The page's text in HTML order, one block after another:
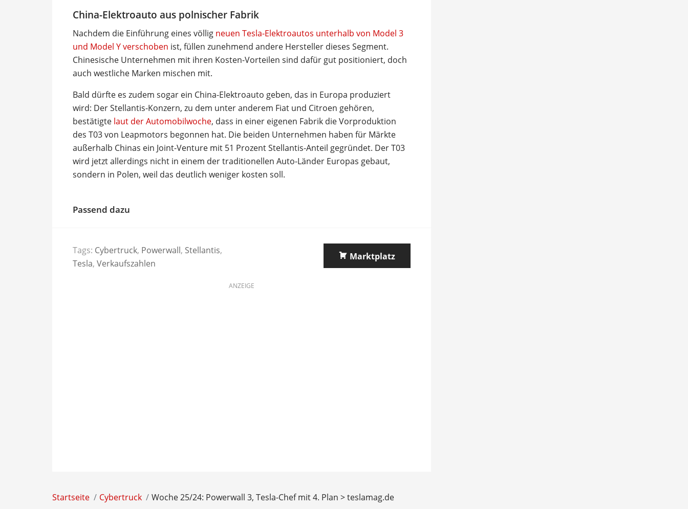
China-Elektroauto aus polnischer Fabrik
Nachdem die Einführung eines völlig neuen Tesla-Elektroautos unterhalb von Model 3
und Model Y verschoben ist, füllen zunehmend andere Hersteller dieses Segment.
Chinesische Unternehmen mit ihren Kosten-Vorteilen sind dafür gut positioniert, doch
auch westliche Marken mischen mit.
Bald dürfte es zudem sogar ein China-Elektroauto geben, das in Europa produziert
wird: Der Stellantis-Konzern, zu dem unter anderem Fiat und Citroen gehören,
bestätigte laut der Automobilwoche, dass in einer eigenen Fabrik die Vorproduktion
des T03 von Leapmotors begonnen hat. Die beiden Unternehmen haben für Märkte
außerhalb Chinas ein Joint-Venture mit 51 Prozent Stellantis-Anteil gegründet. Der T03
wird jetzt allerdings nicht in einem der traditionellen Auto-Länder Europas gebaut,
sondern in Polen, weil das deutlich weniger kosten soll.
Passend dazu
Tags: Cybertruck, Powerwall, Stellantis,
Tesla, Verkaufszahlen
Marktplatz
ANZEIGE
Startseite Cybertruck Woche 25/24: Powerwall 3, Tesla-Chef mit 4. Plan > teslamag.de